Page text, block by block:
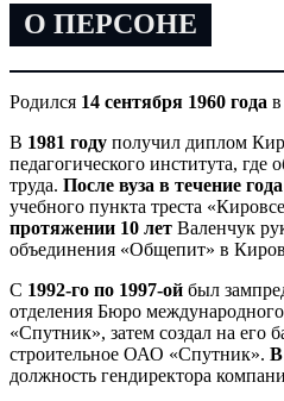
О ПЕРСОНЕ
Родился 14 сентября 1960 года
В 1981 году получил диплом
педагогического института, где
труда. После вуза в течение года
учебного пункта треста
протяжении 10 лет Валенчук
объединения «Общепит» в
С 1992-го по 1997-ой был
отделения Бюро
«Спутник», затем создал на его
строительное ОАО «Спутник». В
должность гендиректора